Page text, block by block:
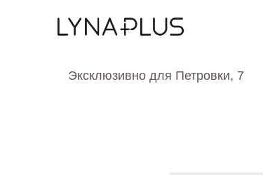
LYNA PLUS×HOMIES FOOTWEAR
Эксклюзивно для Петровки, 7